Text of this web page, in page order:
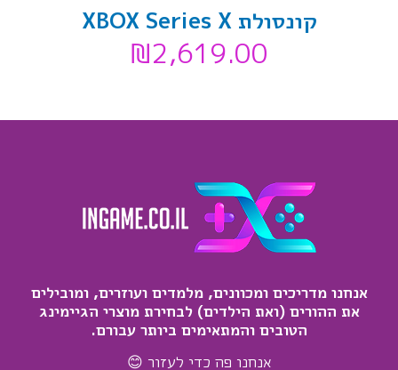
קונסולת XBOX Series X
₪2,619.00
אנחנו מדריכים ומכוונים, מלמדים ועוזרים, ומובילים
את ההורים (ואת הילדים) לבחירת מוצרי הגיימינג
הטובים והמתאימים ביותר עבורם.
אנחנו פה כדי לעזור 😊